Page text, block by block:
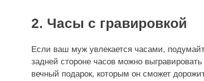
2. Часы с гравировкой
Если ваш муж увлекается часами,
задней стороне часов можно
вечный подарок, которым он сможет